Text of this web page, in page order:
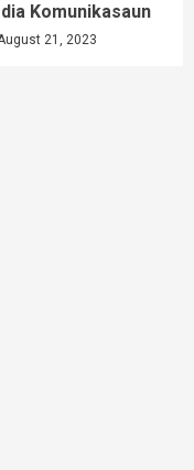
Komunikasaun
21, 2023